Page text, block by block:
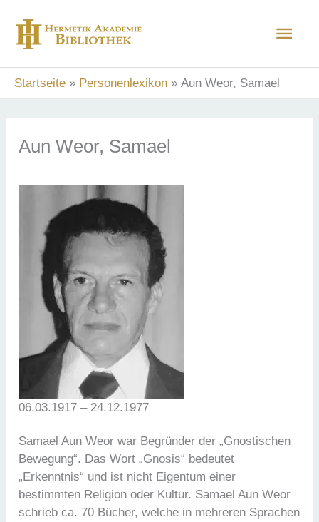
Inhalt
springen
Startseite Personenlexikon Aun Weor, Samael
Aun Weor, Samael
06.03.1917 – 24.12.1977
Samael Aun Weor war Begründer der „Gnostischen
Bewegung“. Das Wort „Gnosis“ bedeutet
„Erkenntnis“ und ist nicht Eigentum einer
bestimmten Religion oder Kultur. Samael Aun Weor
schrieb ca. 70 Bücher, welche in mehreren Sprachen